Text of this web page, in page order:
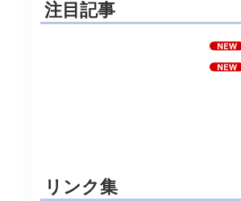
注目記事
リンク集